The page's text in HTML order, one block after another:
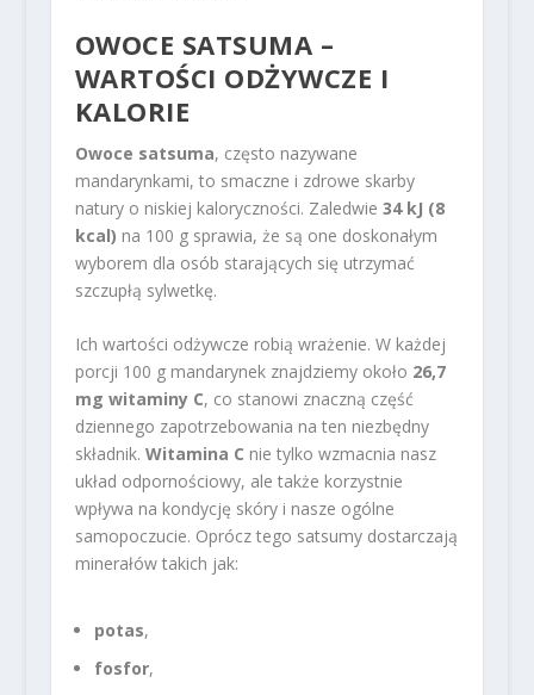
OWOCE SATSUMA –
WARTOŚCI ODŻYWCZE I
KALORIE
Owoce satsuma, często nazywane
mandarynkami, to smaczne i zdrowe skarby
natury o niskiej kaloryczności. Zaledwie 34 kJ (8
kcal) na 100 g sprawia, że są one doskonałym
wyborem dla osób starających się utrzymać
szczupłą sylwetkę.
Ich wartości odżywcze robią wrażenie. W każdej
porcji 100 g mandarynek znajdziemy około 26,7
mg witaminy C, co stanowi znaczną część
dziennego zapotrzebowania na ten niezbędny
składnik. Witamina C nie tylko wzmacnia nasz
układ odpornościowy, ale także korzystnie
wpływa na kondycję skóry i nasze ogólne
samopoczucie. Oprócz tego satsumy dostarczają
minerałów takich jak:
potas,
fosfor,